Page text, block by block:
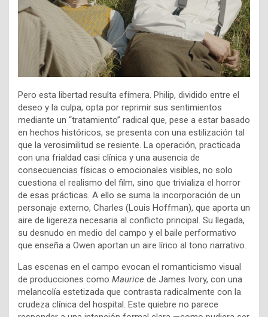
Pero esta libertad resulta efímera. Philip, dividido entre el
deseo y la culpa, opta por reprimir sus sentimientos
mediante un “tratamiento” radical que, pese a estar basado
en hechos históricos, se presenta con una estilización tal
que la verosimilitud se resiente. La operación, practicada
con una frialdad casi clínica y una ausencia de
consecuencias físicas o emocionales visibles, no solo
cuestiona el realismo del film, sino que trivializa el horror
de esas prácticas. A ello se suma la incorporación de un
personaje externo, Charles (Louis Hoffman), que aporta un
aire de ligereza necesaria al conflicto principal. Su llegada,
su desnudo en medio del campo y el baile performativo
que enseña a Owen aportan un aire lírico al tono narrativo.
Las escenas en el campo evocan el romanticismo visual
de producciones como Maurice de James Ivory, con una
melancolía estetizada que contrasta radicalmente con la
crudeza clínica del hospital. Este quiebre no parece